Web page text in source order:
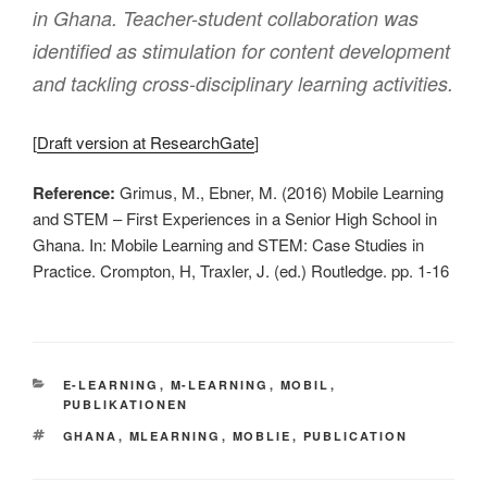
in Ghana. Teacher-student collaboration was
identified as stimulation for content development
and tackling cross-disciplinary learning activities.
[Draft version at ResearchGate]
Reference: Grimus, M., Ebner, M. (2016) Mobile Learning
and STEM – First Experiences in a Senior High School in
Ghana. In: Mobile Learning and STEM: Case Studies in
Practice. Crompton, H, Traxler, J. (ed.) Routledge. pp. 1-16
KATEGORIEN
E-LEARNING , M-LEARNING , MOBIL ,
PUBLIKATIONEN
SCHLAGWÖRTER
GHANA , MLEARNING , MOBLIE , PUBLICATION